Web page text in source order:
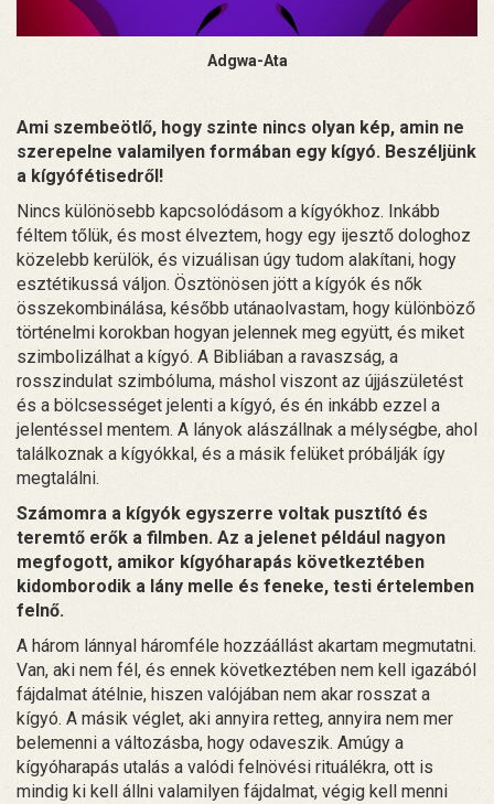
Adgwa-Ata
Ami szembeötlő, hogy szinte nincs olyan kép, amin ne
szerepelne valamilyen formában egy kígyó. Beszéljünk
a kígyófétisedről!
Nincs különösebb kapcsolódásom a kígyókhoz. Inkább
féltem tőlük, és most élveztem, hogy egy ijesztő dologhoz
közelebb kerülök, és vizuálisan úgy tudom alakítani, hogy
esztétikussá váljon. Ösztönösen jött a kígyók és nők
összekombinálása, később utánaolvastam, hogy különböző
történelmi korokban hogyan jelennek meg együtt, és miket
szimbolizálhat a kígyó. A Bibliában a ravaszság, a
rosszindulat szimbóluma, máshol viszont az újjászületést
és a bölcsességet jelenti a kígyó, és én inkább ezzel a
jelentéssel mentem. A lányok alászállnak a mélységbe, ahol
találkoznak a kígyókkal, és a másik felüket próbálják így
megtalálni.
Számomra a kígyók egyszerre voltak pusztító és
teremtő erők a filmben. Az a jelenet például nagyon
megfogott, amikor kígyóharapás következtében
kidomborodik a lány melle és feneke, testi értelemben
felnő.
A három lánnyal háromféle hozzáállást akartam megmutatni.
Van, aki nem fél, és ennek következtében nem kell igazából
fájdalmat átélnie, hiszen valójában nem akar rosszat a
kígyó. A másik véglet, aki annyira retteg, annyira nem mer
belemenni a változásba, hogy odaveszik. Amúgy a
kígyóharapás utalás a valódi felnövési rituálékra, ott is
mindig ki kell állni valamilyen fájdalmat, végig kell menni